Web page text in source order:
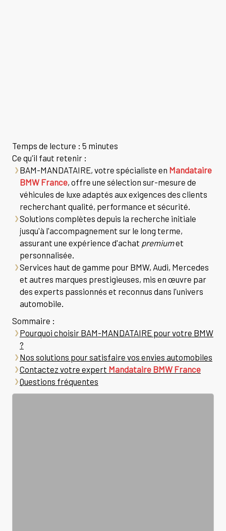
Temps de lecture : 5 minutes
Ce qu'il faut retenir :
BAM-MANDATAIRE, votre spécialiste en Mandataire
BMW France, offre une sélection sur-mesure de
véhicules de luxe adaptés aux exigences des clients
recherchant qualité, performance et sécurité.
Solutions complètes depuis la recherche initiale
jusqu'à l'accompagnement sur le long terme,
assurant une expérience d'achat premiumet
personnalisée.
Services haut de gamme pour BMW, Audi, Mercedes
et autres marques prestigieuses, mis en œuvre par
des experts passionnés et reconnus dans l'univers
automobile.
Sommaire :
Pourquoi choisir BAM-MANDATAIRE pour votre BMW
?
Nos solutions pour satisfaire vos envies automobiles
Contactez votre expert Mandataire BMW France
Questions fréquentes